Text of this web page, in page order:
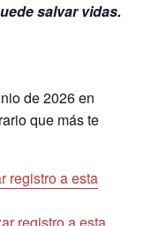
salvar vidas.
de 2026 en
que más te
registro a esta
registro a esta